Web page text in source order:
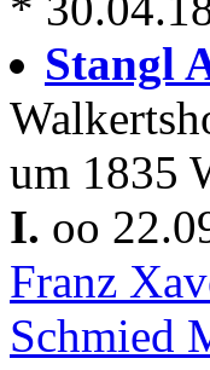
Stangl
um 1835
I. oo
Franz
Schmied